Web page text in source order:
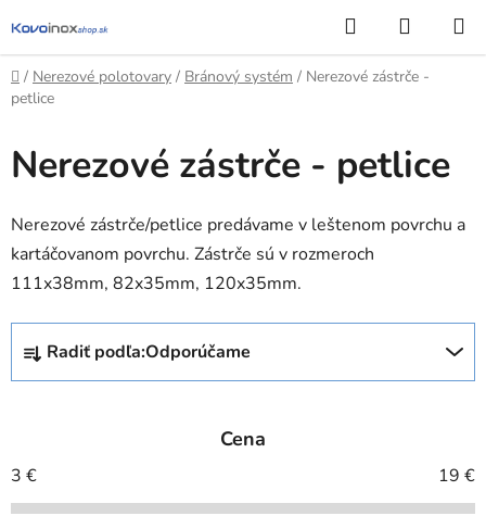
na
obsah
Hľadať
KOŠÍK
Domov
/ Nerezové polotovary / Bránový systém / Nerezové zástrče -
petlice
Nerezové zástrče - petlice
Nerezové zástrče/petlice predávame v leštenom povrchu a
kartáčovanom povrchu. Zástrče sú v rozmeroch
111x38mm, 82x35mm, 120x35mm.
R
d
i
e
Radiť podľa:Odporúčame
Cena
3 € 19 €